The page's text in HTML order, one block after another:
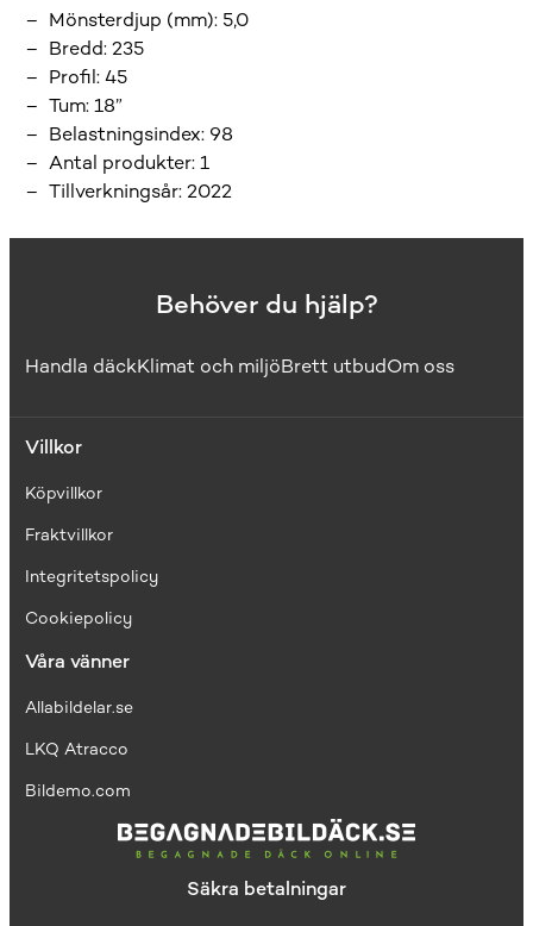
Mönsterdjup (mm): 5,0
Bredd:235
Profil:45
Tum:18”
Belastningsindex: 98
Antal produkter:1
Tillverkningsår:2022
Behöver du hjälp?
Handla däckKlimat och miljöBrett utbudOm oss
Villkor
Köpvillkor
Fraktvillkor
Integritetspolicy
Cookiepolicy
Våra vänner
Allabildelar.se
LKQ Atracco
Bildemo.com
Säkra betalningar